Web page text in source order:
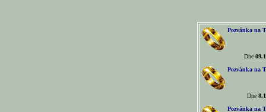
Pozvánka na
Dne
Pozvánka na
Dne
Pozvánka na